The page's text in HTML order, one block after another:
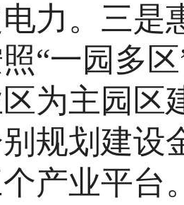
力。三是
“一园多
为主园区
规划建设
产业平台